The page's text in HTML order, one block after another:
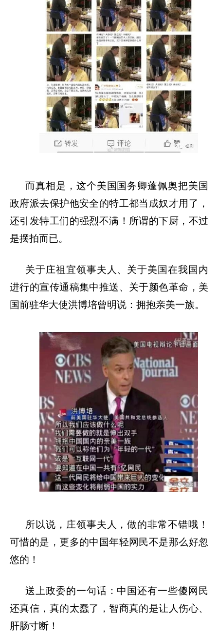
而真相是，这个美国国务卿蓬佩奥把美国
政府派去保护他安全的特工都当成奴才用了，
还引发特工们的强烈不满！所谓的下厨，不过
是摆拍而已。
关于庄祖宜领事夫人、关于美国在我国内
进行的宣传通稿集中推送、关于颜色革命，美
国前驻华大使洪博培曾明说：拥抱亲美一族。
所以说，庄领事夫人，做的非常不错哦！
可惜的是，更多的中国年轻网民不是那么好忽
悠的！
送上政委的一句话：中国还有一些傻网民
还真信，真的太蠢了，智商真的是让人伤心、
肝肠寸断！